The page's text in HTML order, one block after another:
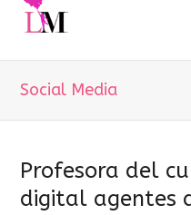
Social Media
Profesora del
digital agentes